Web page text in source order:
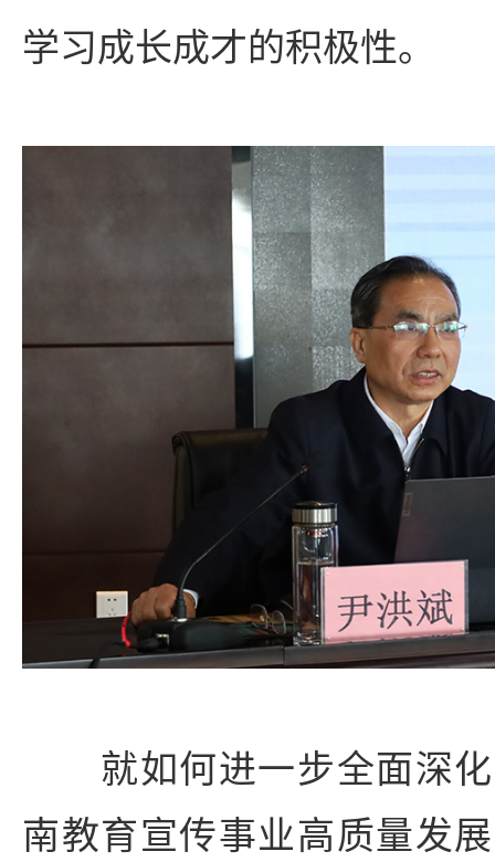
学习成长成才的积极性。
就如何进一步全面深化
南教育宣传事业高质量发